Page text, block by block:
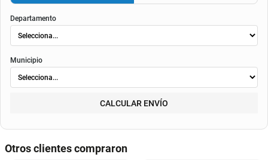
Departamento
Municipio
CALCULAR ENVÍO
Otros clientes compraron